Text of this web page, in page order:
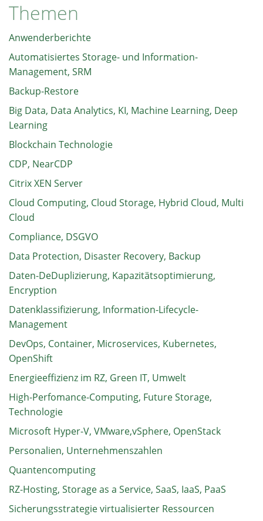
Themen
Anwenderberichte
Automatisiertes Storage- und Information-
Management, SRM
Backup-Restore
Big Data, Data Analytics, KI, Machine Learning, Deep
Learning
Blockchain Technologie
CDP, NearCDP
Citrix XEN Server
Cloud Computing, Cloud Storage, Hybrid Cloud, Multi
Cloud
Compliance, DSGVO
Data Protection, Disaster Recovery, Backup
Daten-DeDuplizierung, Kapazitätsoptimierung,
Encryption
Datenklassifizierung, Information-Lifecycle-
Management
DevOps, Container, Microservices, Kubernetes,
OpenShift
Energieeffizienz im RZ, Green IT, Umwelt
High-Perfomance-Computing, Future Storage,
Technologie
Microsoft Hyper-V, VMware,vSphere, OpenStack
Personalien, Unternehmenszahlen
Quantencomputing
RZ-Hosting, Storage as a Service, SaaS, IaaS, PaaS
Sicherungsstrategie virtualisierter Ressourcen